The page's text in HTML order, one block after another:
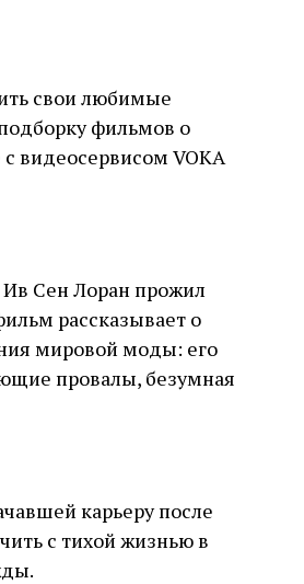
свои любимые
фильмов о
видеосервисом VOKA
Сен Лоран прожил
рассказывает о
мировой моды: его
провалы, безумная
карьеру после
с тихой жизнью в